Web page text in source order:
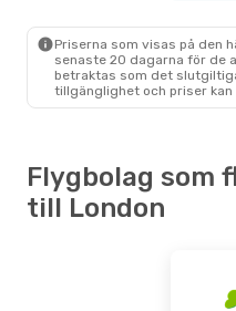
Priserna som visas på den
senaste 20 dagarna för de
betraktas som det
tillgänglighet och priser
Flygbolag som
till London